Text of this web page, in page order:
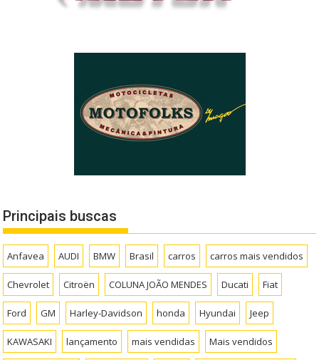
Principais buscas
Anfavea AUDI BMW Brasil carros carros mais vendidos
Chevrolet Citroën COLUNA JOÃO MENDES Ducati Fiat
Ford GM Harley-Davidson honda Hyundai Jeep
KAWASAKI lançamento mais vendidas Mais vendidos